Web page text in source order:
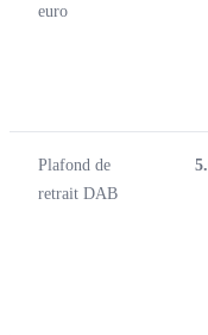
euro
Plafond de
retrait DAB